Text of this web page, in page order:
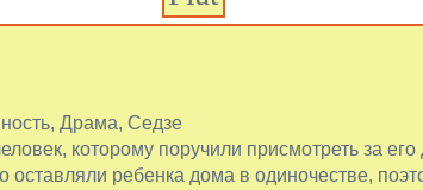
Драма, Седзе
которому поручили присмотреть за
оставляли ребенка дома в одиночестве,